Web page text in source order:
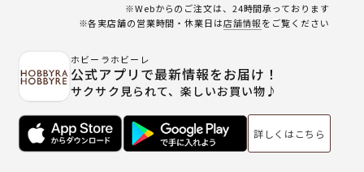
※Webからのご注文は、24時間承っております
※各実店舗の営業時間・休業日は店舗情報をご覧ください
ホビーラホビーレ
公式アプリで最新情報をお届け！
サクサク見られて、楽しいお買い物♪
詳しくはこちら